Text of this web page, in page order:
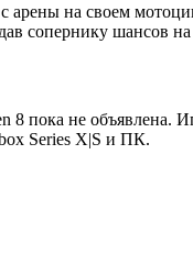
арены на своем
сопернику шансов на
8 пока не объявлена.
Series X|S и ПК.